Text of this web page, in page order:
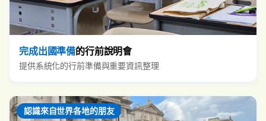
完成出國準備的行前說明會
提供系統化的行前準備與重要資訊整理
認識來自世界各地的朋友